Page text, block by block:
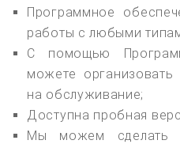
Программное
работы с любыми
С помощью
можете организовать
на обслуживание;
Доступна пробная
Мы можем сделать